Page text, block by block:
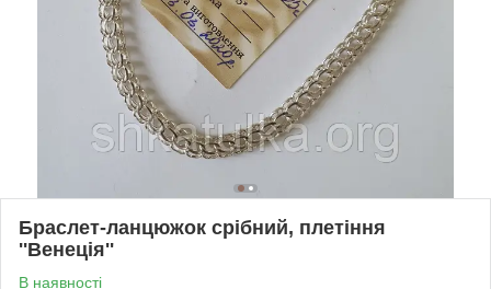
Браслет-ланцюжок срібний, плетіння
''Венеція''
В наявності